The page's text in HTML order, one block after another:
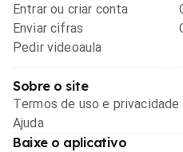
Entrar ou criar conta
Enviar cifras
Pedir videoaula
Sobre o site
Termos de uso e privacidade
Ajuda
Baixe o aplicativo